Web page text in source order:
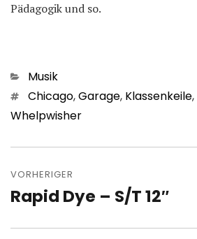
Pädagogik und so.
Kategorien
Musik
Schlagwörter
Chicago,Garage, Klassenkeile,
Whelpwisher
VORHERIGER
Vorheriger
Rapid Dye – S/T 12″